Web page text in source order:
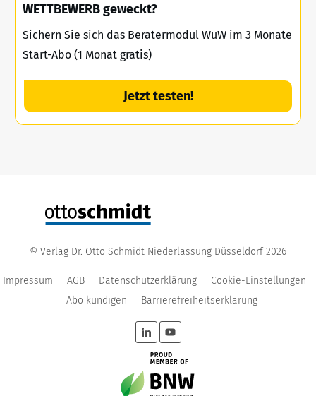
WETTBEWERB geweckt?
Sichern Sie sich das Beratermodul WuW im 3 Monate
Start-Abo (1 Monat gratis)
Jetzt testen!
© Verlag Dr. Otto Schmidt Niederlassung Düsseldorf 2026
Impressum AGB Datenschutzerklärung
Cookie-Einstellungen
Abo kündigen
Barrierefreiheitserklärung